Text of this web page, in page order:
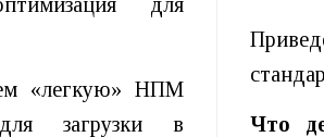
«легкую» НПМ
загрузки в
Что